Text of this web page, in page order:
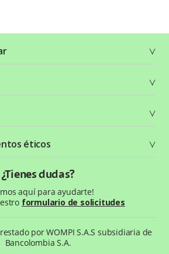
éticos
¿Tienes dudas?
aquí para ayudarte!
formulario de solicitudes
por WOMPI S.A.S subsidiaria de
Bancolombia S.A.